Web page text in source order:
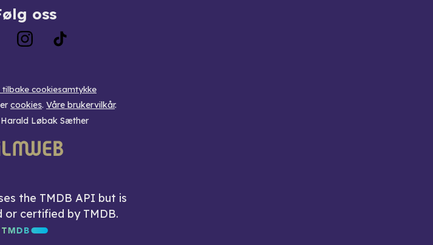
oss
tilbake cookiesamtykke
cookies. Våre brukervilkår.
Harald Løbak Sæther
the TMDB API but is
or certified by TMDB.